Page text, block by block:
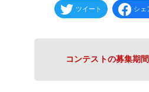
ツイート シェ
コンテストの募集期